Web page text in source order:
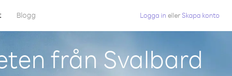
Blogg Logga in eller Skapa konto
från Svalbard